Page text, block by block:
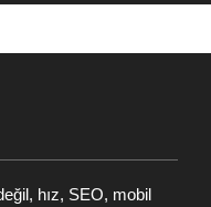
hız, SEO, mobil